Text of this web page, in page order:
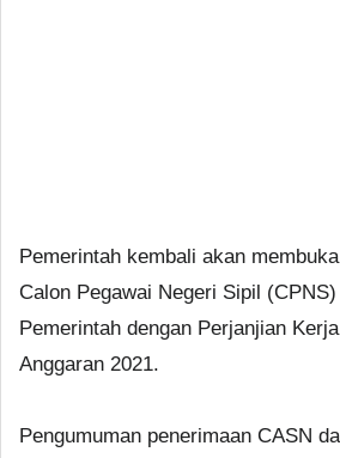
Pemerintah kembali akan
Calon Pegawai Negeri Sipil
Pemerintah dengan Perjanjian
Anggaran 2021.
Pengumuman penerimaan CASN